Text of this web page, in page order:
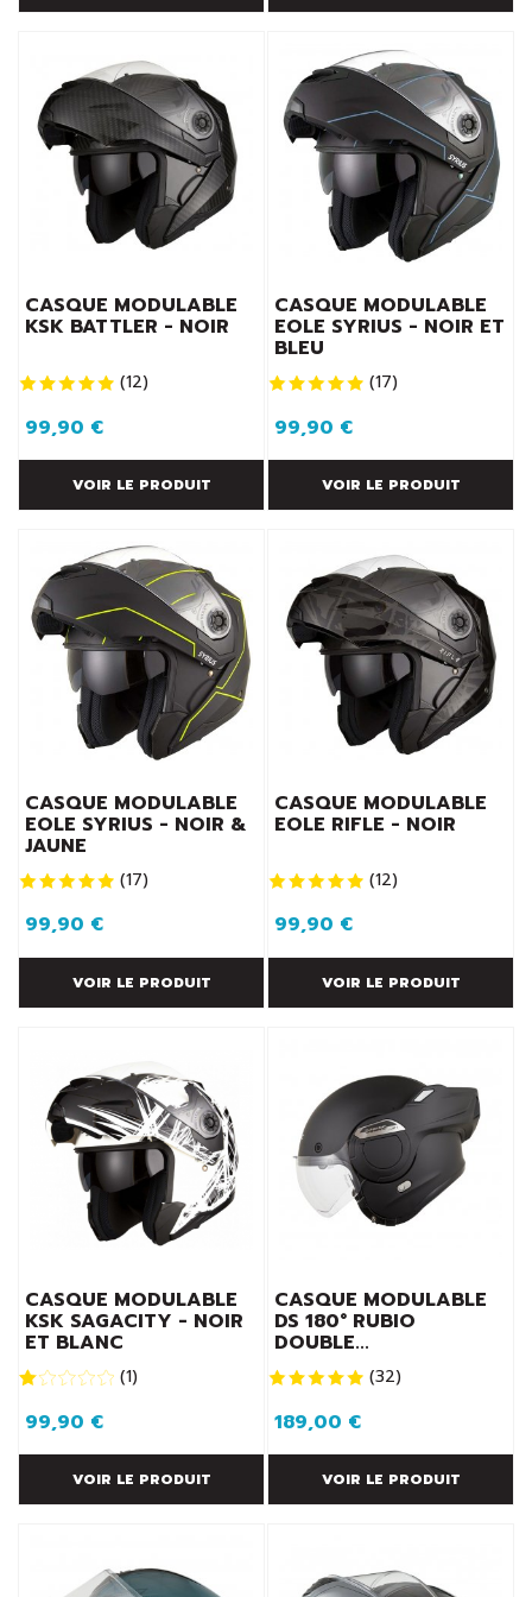
double homologation : la position intégral et jet sont
autorisées sur les routes. Ces casques de type modulable
présentent également une visière dotée d'un traitement
anti-rayures. Cette dernière peut être doublée d'un écran
solaire, idéal pour rouler avec le beau temps.
Le design de ces casques est très soigné, avec un style qui
peut être futuriste, épuré ou personnalisé. La coque peut
être de différentes couleurs pour que chaque scootériste
trouve un équipement assorti à son style et à celui de son
CASQUE MODULABLE
KSK BATTLER - NOIR
(12)
99,90 €
VOIR LE PRODUIT
CASQUE MODULABLE
EOLE SYRIUS - NOIR ET
BLEU
(17)
99,90 €
VOIR LE PRODUIT
CASQUE MODULABLE
EOLE SYRIUS - NOIR &
JAUNE
(17)
99,90 €
VOIR LE PRODUIT
CASQUE MODULABLE
EOLE RIFLE - NOIR
(12)
99,90 €
VOIR LE PRODUIT
CASQUE MODULABLE
KSK SAGACITY - NOIR
ET BLANC
(1)
99,90 €
VOIR LE PRODUIT
CASQUE MODULABLE
DS 180° RUBIO
DOUBLE...
(32)
189,00 €
VOIR LE PRODUIT